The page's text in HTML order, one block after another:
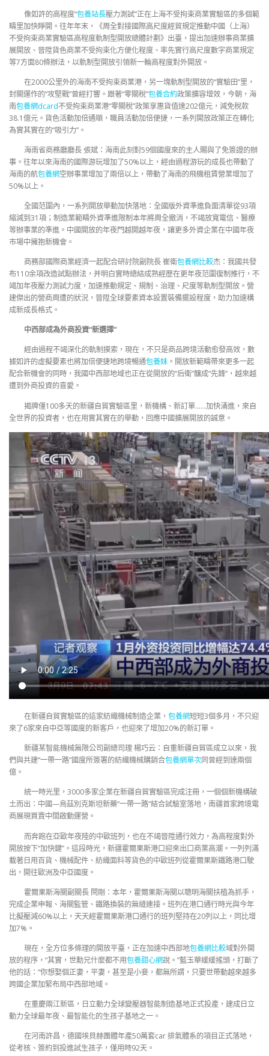
像如許的高程度“包養站長壓力測試”正在上海不受拘束商業實驗區的多個範
疇里加快睜開。往年年末，《周全對接國際高尺度經貿規定推動中國（上海）
不受拘束商業實驗區高程度軌制型開放總體計劃》出臺，提出加速辦事商業擴
展開放、晉陞貨色商業不受拘束化方便化程度、率先實行高尺度數字商業規定
等7方面80條辦法，以軌制型開放引領新一輪高程度對外開放。
在2000公里外的海南不受拘束商業港，另一塊軌制型開放的“實驗田”里，
封關運作的“攻堅戰”曾經打響。跟著“零關稅”包養合約政策擴容增效，今朝，海
南包養網dcard不受拘束商業港“零關稅”政策享惠貨值達202億元，減免稅款
38.1億元。貨色活動加倍通順，職員活動加倍便捷，一系列開放政策正在轉化
為實其實在的“吸引力”。
海南省商務廳廳長 張斌：海南此刻對59個國度來的主人賜與了免簽證的辦
事。往年以來海南的國際游玩增加了50%以上，經由過程游玩的成長也帶動了
海南的航包養網空辦事業增加了兩倍以上，帶動了海南的飛機租賃營業增加了
50%以上。
全國范圍內，一系列開放舉動加快落地：全國版外資準進負面清單從93項
縮減到31項；制造業範疇外資準進限制本年將周全撤消，不竭放寬電信、醫療
等辦事業的準進。中國開放的年夜門越開越年夜，讓更多外資企業在中國年夜
市場中擁抱新機會。
商務部國際商業經濟一起配合研討院副院長 崔衛包養網比較杰：我國共發
布110余項改造試點辦法，并明白實時總結成熟經歷在更年夜范圍復制推行，不
竭加年夜壓力測試力度，加速推動規定、規制、治理、尺度等軌制型開放。營
建傑出的營商周遭的狀況，晉陞全球要素資本設置裝備擺設程度，助力加速構
成新成長格式。
中西部成為外商投資“新選擇”
經由過程不竭深化的軌制摸索，現在，不只是商品跨境活動愈發高效，數
據如許的虛擬要素也將加倍便捷地跨境暢通包養妹 。開放新範疇帶來更多一起
配合新機會的同時，我國中西部地域也正在從開放的“后衛”釀成“先鋒”，越來越
遭到外商投資的喜愛。
揭牌僅100多天的新疆自貿實驗區里，新機構、新訂單……加快涌進，來自
全世界的投資者，也在用實其實在的舉動，回應中國擴展開放的誠意。
在新疆自貿實驗區的這家紡織機械制造企業， 包養網短短3個多月，不只迎
來了6家來自中亞等國度的新客戶，也迎來了增加20%的新訂單。
新疆某智能機械無限公司副總司理 楊巧云：自重新疆自貿區成立以來，我
們與共建“一帶一路”國度所簽署的紡織機械購銷合包養網單次同曾經到達兩個
億。
統一時光里，3000多家企業在新疆自貿實驗區完成注冊，一個個新機構破
土而出：中國—烏茲別克斯坦新藥“一帶一路”結合試驗室落地，南疆首家跨境電
商展現買賣中間啟動運營。
而奔跑在亞歐年夜陸的中歐班列，也在不竭晉陞通行效力，為高程度對外
開放按下“加快鍵”。這段時光，新疆霍爾果斯港口迎來出口商業高潮。一列列滿
載著日用百貨、機械配件、紡織面料等貨色的中歐班列從霍爾果斯鐵路港口駛
出，開往歐洲及中亞國度。
霍爾果斯海關副關長 閆剛：本年，霍爾果斯海關以聰明海關扶植為抓手，
完成企業申報、海關監管、鐵路換裝的無縫連接。班列在港口通行時光與今年
比擬壓減60%以上，天天經霍爾果斯港口通行的班列堅持在20列以上，同比增
加7%。
現在，全方位多條理的開放平臺，正在加速中西部地包養網比較域對外開
放的程序，“其實，世勳兄什麼都不用包養甜心網說。”藍玉華緩緩搖頭，打斷了
他的話：“你想娶個正妻，平妻，甚至是小妾，都無所謂，只要世帶動越來越多
跨國企業加緊布局中西部地域。
在重慶兩江新區，日立動力全球變壓器智能制造基地正式投產，建成日立
動力全球最年夜、最智能化的生孩子基地之一。
在河南許昌，德國埃貝赫團體年產50萬套car 排氣體系的項目正式落地，
從考核、簽約到投進試生孩子，僅用時92天。